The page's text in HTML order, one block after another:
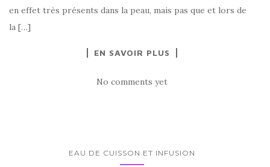
en effet très présents dans la peau, mais pas que et lors de
la […]
EN SAVOIR PLUS
No comments yet
EAU DE CUISSON ET INFUSION